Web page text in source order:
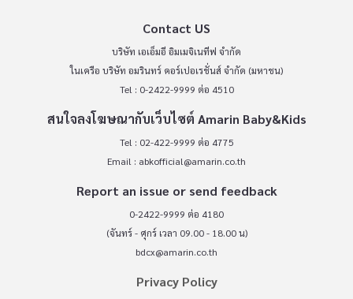
Contact US
บริษัท เอเอ็มอี อิมเมจิเนทีฟ จำกัด
ในเครือ บริษัท อมรินทร์ คอร์เปอเรชั่นส์ จำกัด (มหาชน)
Tel : 0-2422-9999 ต่อ 4510
สนใจลงโฆษณากับเว็บไซต์ Amarin Baby&Kids
Tel : 02-422-9999 ต่อ 4775
Email : abkofficial@amarin.co.th
Report an issue or send feedback
0-2422-9999 ต่อ 4180
(จันทร์ - ศุกร์ เวลา 09.00 - 18.00 น)
bdcx@amarin.co.th
Privacy Policy